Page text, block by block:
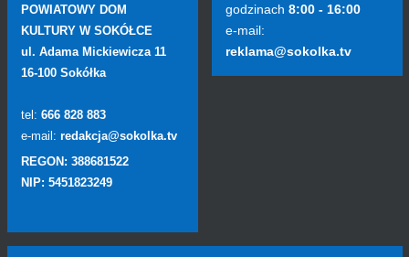
POWIATOWY DOM
KULTURY W SOKÓŁCE
ul. Adama Mickiewicza 11
16-100 Sokółka
tel: 666 828 883
e-mail: redakcja@sokolka.tv
REGON: 388681522
NIP: 5451823249
godzinach 8:00 - 16:00
e-mail:
reklama@sokolka.tv